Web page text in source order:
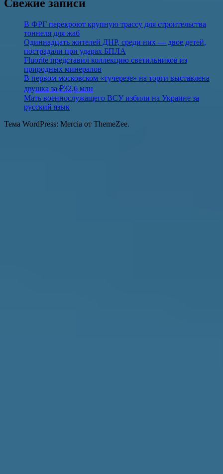
Свежие записи
В ФРГ перекроют крупную трассу для строительства
тоннеля для жаб
Одиннадцать жителей ДНР, среди них — двое детей,
пострадали при ударах БПЛА
Fluorite представил коллекцию светильников из
природных минералов
В первом московском «тучерезе» на торги выставлена
двушка за ₽32,6 млн
Мать военнослужащего ВСУ избили на Украине за
русский язык
Тема WordPress: Mercia от ThemeZee.